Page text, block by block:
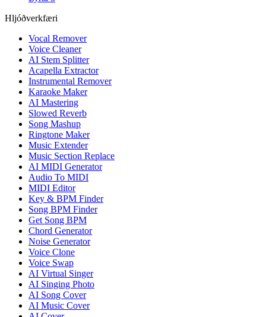
Hljóðverkfæri
Vocal Remover
Voice Cleaner
AI Stem Splitter
Acapella Extractor
Instrumental Remover
Karaoke Maker
AI Mastering
Slowed Reverb
Song Mashup
Ringtone Maker
Music Extender
Music Section Replace
AI MIDI Generator
Audio To MIDI
MIDI Editor
Key & BPM Finder
Song BPM Finder
Get Song BPM
Chord Generator
Noise Generator
Voice Clone
Voice Swap
AI Virtual Singer
AI Singing Photo
AI Song Cover
AI Music Cover